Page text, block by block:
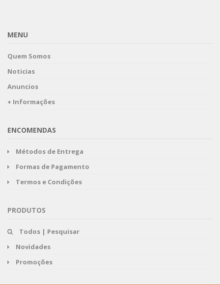
MENU
Quem Somos
Noticias
Anuncios
+ Informações
ENCOMENDAS
Métodos de Entrega
Formas de Pagamento
Termos e Condições
PRODUTOS
Todos | Pesquisar
Novidades
Promoções